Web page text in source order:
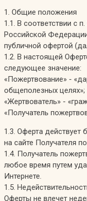
1. Общие положения
1.1. В соответствии с
Российской
публичной офертой
1.2. В настоящей
следующее значение:
«Пожертвование» -
общеполезных целях»;
«Жертвователь» -
«Получатель
1.3. Оферта
на сайте Получателя
1.4. Получатель
любое время путем
Интернете.
1.5.
Оферты не влечет